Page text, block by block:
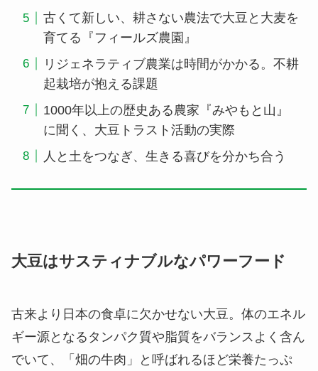
古くて新しい、耕さない農法で大豆と大麦を
育てる『フィールズ農園』
リジェネラティブ農業は時間がかかる。不耕
起栽培が抱える課題
1000年以上の歴史ある農家『みやもと山』
に聞く、大豆トラスト活動の実際
人と土をつなぎ、生きる喜びを分かち合う
大豆はサスティナブルなパワーフード
古来より日本の食卓に欠かせない大豆。体のエネル
ギー源となるタンパク質や脂質をバランスよく含ん
でいて、「畑の牛肉」と呼ばれるほど栄養たっぷ